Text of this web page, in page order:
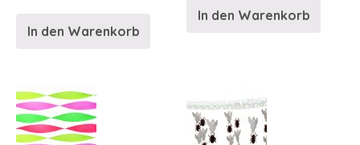
In den Warenkorb
In den Warenkorb